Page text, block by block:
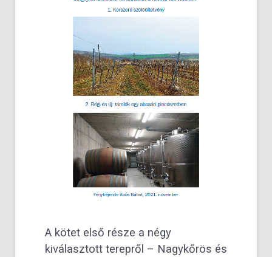
A kötet első része a négy
kiválasztott terepről – Nagykőrös és